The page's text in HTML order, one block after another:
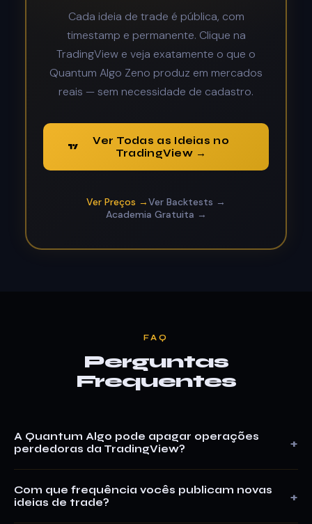
Cada ideia de trade é pública, com
timestamp e permanente. Clique na
TradingView e veja exatamente o que o
Quantum Algo Zeno produz em mercados
reais — sem necessidade de cadastro.
Ver Todas as Ideias no
TradingView →
Ver Preços →Ver Backtests →
Academia Gratuita →
FAQ
Perguntas
Frequentes
A Quantum Algo pode apagar operações
perdedoras da TradingView?
regra da plataforma TradingView projetada para prevenir
Com que frequência vocês publicam novas
ideias de trade?